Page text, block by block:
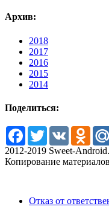
Архив:
2018
2017
2016
2015
2014
Поделиться:
Facebook
TwitterVK
2012-2019 Sweet-
Копирование
Отказ от